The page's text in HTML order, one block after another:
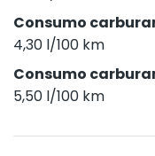
Consumo
4,30 l/100 km
Consumo
5,50 l/100 km